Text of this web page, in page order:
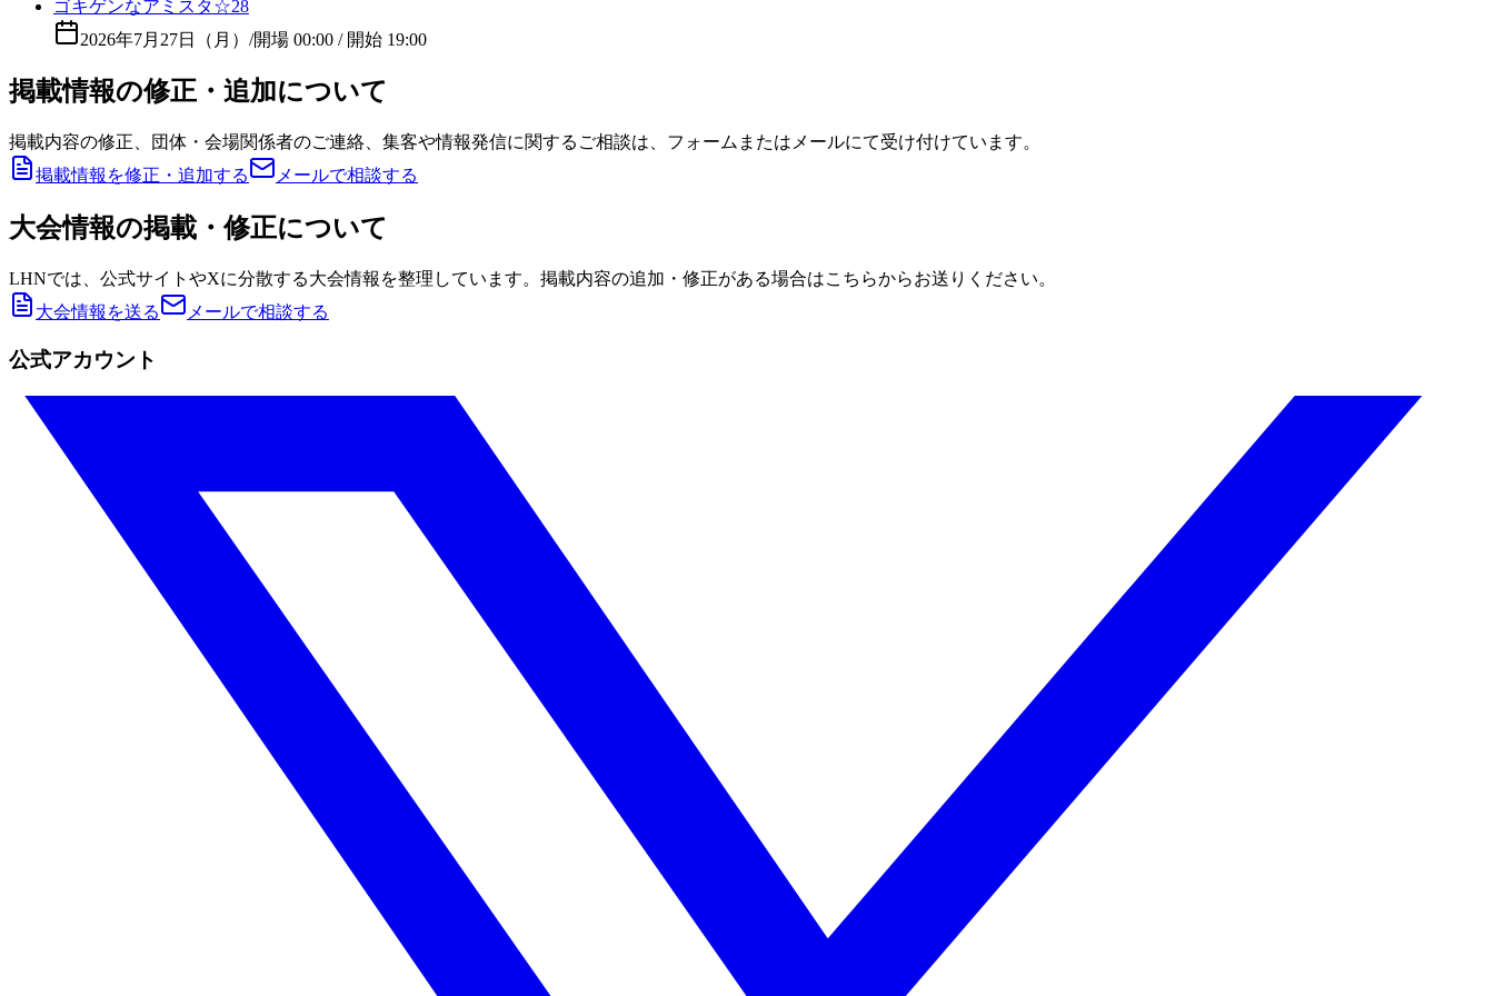
ゴキゲンなアミスタ☆28
2026年7月27日（月） /開場 00:00 / 開始 19:00
掲載情報の修正・追加について
掲載内容の修正、団体・会場関係者のご連絡、集客や情報発信に関するご相談は、フォームまたはメールにて受け付けています。
掲載情報を修正・追加する
メールで相談する
大会情報の掲載・修正について
LHNでは、公式サイトやXに分散する大会情報を整理しています。掲載内容の追加・修正がある場合はこちらからお送りください。
大会情報を送る
メールで相談する
公式アカウント